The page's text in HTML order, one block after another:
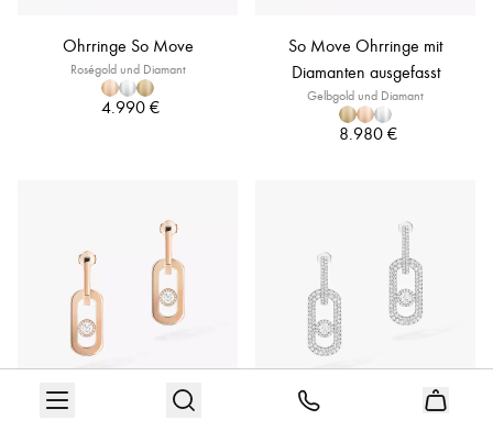
Ohrringe So Move
Roségold und Diamant
4.990 €
So Move Ohrringe mit
Diamanten ausgefasst
Gelbgold und Diamant
8.980 €